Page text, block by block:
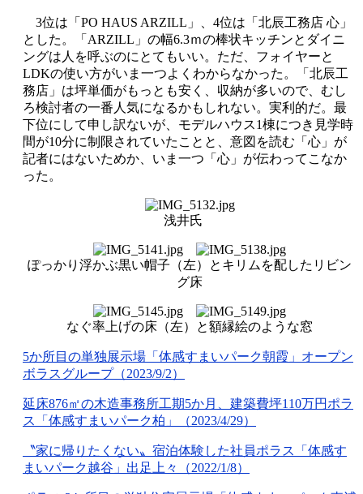
3位は「PO HAUS ARZILL」、4位は「北辰工務店 心」
とした。「ARZILL」の幅6.3ｍの棒状キッチンとダイニ
ングは人を呼ぶのにとてもいい。ただ、フォイヤーと
LDKの使い方がいま一つよくわからなかった。「北辰工
務店」は坪単価がもっとも安く、収納が多いので、むし
ろ検討者の一番人気になるかもしれない。実利的だ。最
下位にして申し訳ないが、モデルハウス1棟につき見学時
間が10分に制限されていたことと、意図を読む「心」が
記者にはないためか、いま一つ「心」が伝わってこなか
った。
浅井氏
ぽっかり浮かぶ黒い帽子（左）とキリムを配したリビン
グ床
なぐ率上げの床（左）と額縁絵のような窓
5か所目の単独展示場「体感すまいパーク朝霞」オープン
ボラスグループ（2023/9/2）
延床876㎡の木造事務所工期5か月、建築費坪110万円ポラ
ス「体感すまいパーク柏」（2023/4/29）
〝家に帰りたくない〟宿泊体験した社員ポラス「体感す
まいパーク越谷」出足上々（2022/1/8）